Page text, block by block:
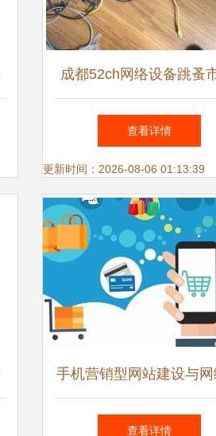
成都52ch网络设备跳蚤
第七拨清仓 服务器/路由
屏电视等低价出
查看详情
更新时间：2026-08-06 01:13:39
手机营销型网站建设与
备销售的关键要点
查看详情